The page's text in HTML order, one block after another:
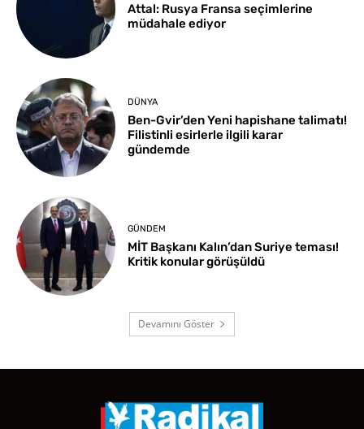
Attal: Rusya Fransa seçimlerine
müdahale ediyor
DÜNYA
Ben-Gvir’den Yeni hapishane talimatı!
Filistinli esirlerle ilgili karar
gündemde
GÜNDEM
MİT Başkanı Kalın’dan Suriye teması!
Kritik konular görüşüldü
Devamını Göster